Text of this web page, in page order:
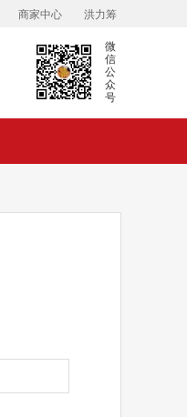
商家中心 洪力筹
微
信
公
众
号